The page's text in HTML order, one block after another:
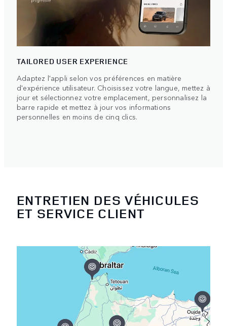
TAILORED USER EXPERIENCE
Adaptez l'appli selon vos préférences en matière
d'expérience utilisateur. Choisissez votre langue, mettez à
jour et sélectionnez votre emplacement, personnalisez la
barre rapide et mettez à jour vos informations
personnelles en moins de cinq clics.
ENTRETIEN DES VÉHICULES
ET SERVICE CLIENT